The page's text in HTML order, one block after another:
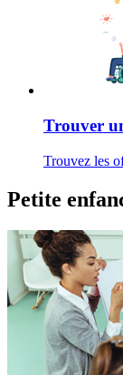
Trouver
Trouvez les
Petite